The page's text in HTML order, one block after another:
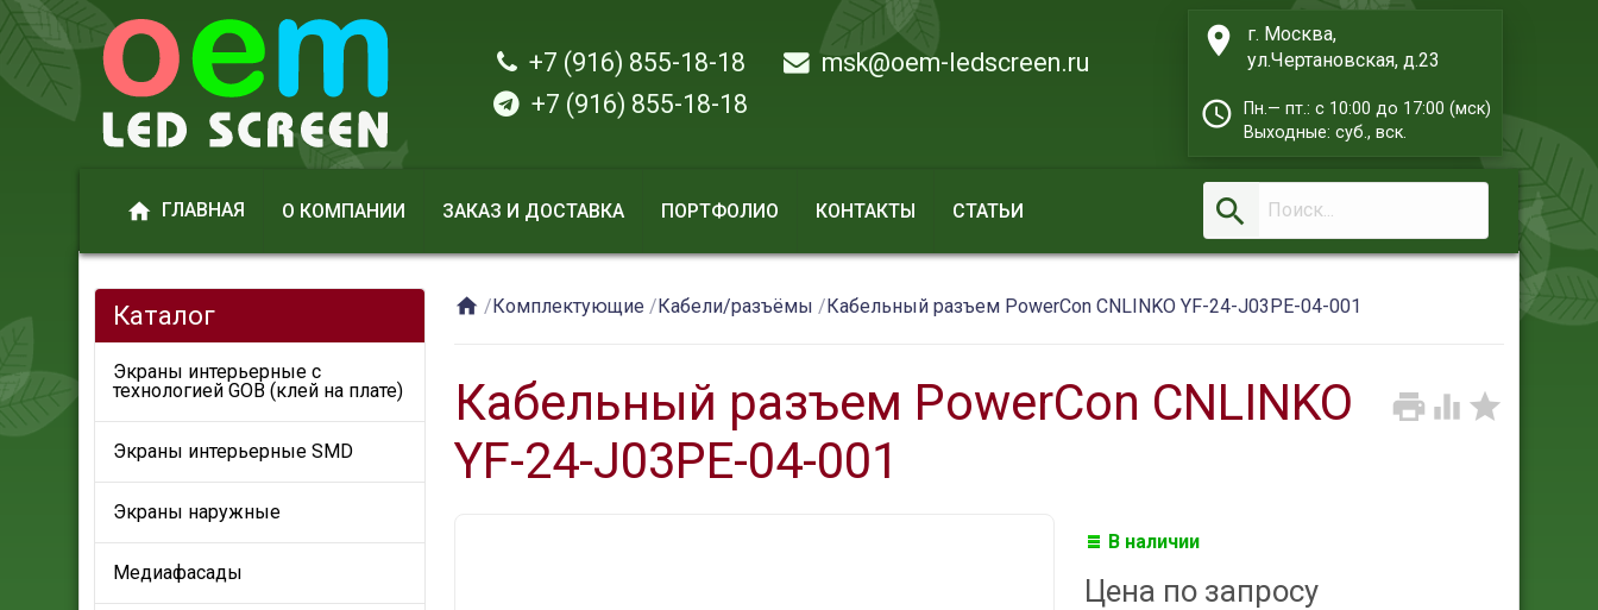
+7 (916) 855-18-18
+7 (916) 855-18-18
msk@oem-ledscreen.ru

г. Москва,
ул.Чертановская, д.23

Пн.— пт.: с 10:00 до 17:00 (мск)
Выходные: суб., вск.
 ГЛАВНАЯ О КОМПАНИИ ЗАКАЗ И ДОСТАВКА ПОРТФОЛИО КОНТАКТЫ СТАТЬИ 
Каталог
Экраны интерьерные с
технологией GOB (клей на плате)
Экраны интерьерные SMD
Экраны наружные
Медиафасады
 /Комплектующие /Кабели/разъёмы /Кабельный разъем PowerCon CNLINKO YF-24-J03PE-04-001
  
Кабельный разъем PowerCon CNLINKO
YF-24-J03PE-04-001
В наличии
Цена по запросу